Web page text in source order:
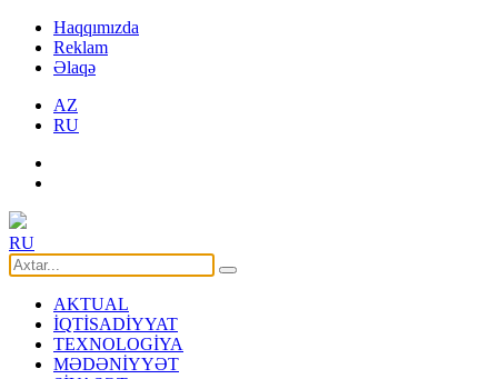
Haqqımızda
Reklam
Əlaqə
AZ
RU
RU
AKTUAL
İQTİSADİYYAT
TEXNOLOGİYA
MƏDƏNİYYƏT